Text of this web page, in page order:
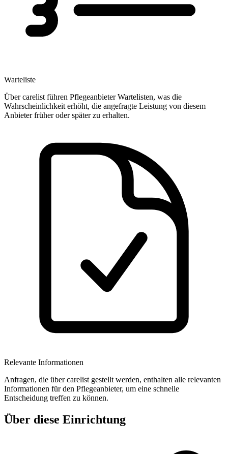
Warteliste
Über carelist führen Pflegeanbieter Wartelisten, was die
Wahrscheinlichkeit erhöht, die angefragte Leistung von diesem
Anbieter früher oder später zu erhalten.
Relevante Informationen
Anfragen, die über carelist gestellt werden, enthalten alle relevanten
Informationen für den Pflegeanbieter, um eine schnelle
Entscheidung treffen zu können.
Über diese Einrichtung